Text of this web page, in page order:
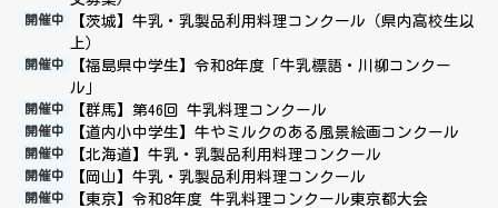
開催中
【茨城】牛乳・乳製品利用料理コンクール（県内高校生以
上）
開催中
【福島県中学生】令和8年度「牛乳標語・川柳コンクー
ル」
開催中 【群馬】第46回 牛乳料理コンクール
開催中 【道内小中学生】牛やミルクのある風景絵画コンクール
開催中 【北海道】牛乳・乳製品利用料理コンクール
開催中 【岡山】牛乳・乳製品利用料理コンクール
開催中 【東京】令和8年度 牛乳料理コンクール東京都大会